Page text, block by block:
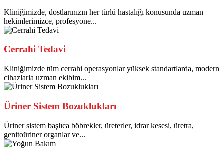
Kliniğimizde, dostlarınızın her türlü hastalığı konusunda uzman
hekimlerimizce, profesyone...
Cerrahi Tedavi
Kliniğimizde tüm cerrahi operasyonlar yüksek standartlarda, modern
cihazlarla uzman ekibim...
Üriner Sistem Bozuklukları
Üriner sistem başlıca böbrekler, üreterler, idrar kesesi, üretra,
genitoüriner organlar ve...